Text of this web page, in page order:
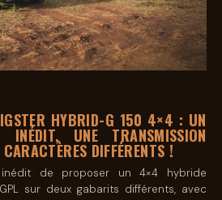
HYBRID-G 150 4×4 : UN
INÉDIT, UNE TRANSMISSION
DIFFÉRENTS !
de proposer un 4×4 hybride
sur deux gabarits différents, avec